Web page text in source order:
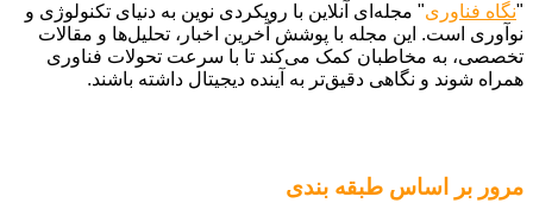
"نگاه فناوری" مجله‌ای آنلاین با رویکردی نوین به دنیای تکنولوژی و
نوآوری است. این مجله با پوشش آخرین اخبار، تحلیل‌ها و مقالات
تخصصی، به مخاطبان کمک می‌کند تا با سرعت تحولات فناوری
همراه شوند و نگاهی دقیق‌تر به آینده دیجیتال داشته باشند.
مرور بر اساس طبقه بندی